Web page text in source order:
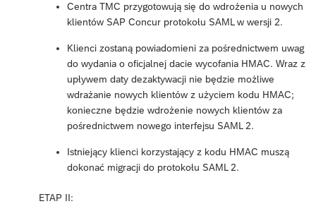
Centra TMC przygotowują się do wdrożenia u nowych
klientów SAP Concur protokołu SAML w wersji 2.
Klienci zostaną powiadomieni za pośrednictwem uwag
do wydania o oficjalnej dacie wycofania HMAC. Wraz z
upływem daty dezaktywacji nie będzie możliwe
wdrażanie nowych klientów z użyciem kodu HMAC;
konieczne będzie wdrożenie nowych klientów za
pośrednictwem nowego interfejsu SAML 2.
Istniejący klienci korzystający z kodu HMAC muszą
dokonać migracji do protokołu SAML 2.
ETAP II: